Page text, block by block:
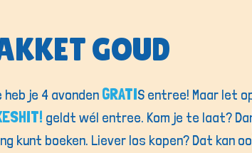
GOUD
je 4 avonden GRATIS entree! Maar let
geldt wél entree. Kom je te laat?
kunt boeken. Liever los kopen? Dat kan